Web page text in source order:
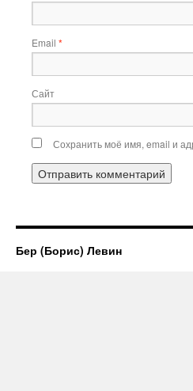
Email *
Сайт
Сохранить моё имя, email и
Бер (Борис) Левин